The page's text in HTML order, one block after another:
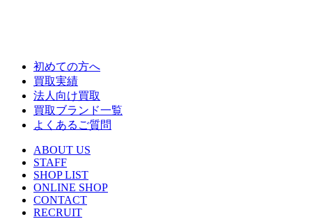
初めての方へ
買取実績
法人向け買取
買取ブランド一覧
よくあるご質問
ABOUT US
STAFF
SHOP LIST
ONLINE SHOP
CONTACT
RECRUIT